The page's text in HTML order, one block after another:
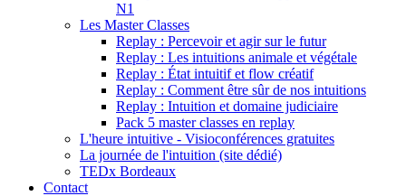
N1
Les Master Classes
Replay : Percevoir et agir sur le futur
Replay : Les intuitions animale et végétale
Replay : État intuitif et flow créatif
Replay : Comment être sûr de nos intuitions
Replay : Intuition et domaine judiciaire
Pack 5 master classes en replay
L'heure intuitive - Visioconférences gratuites
La journée de l'intuition (site dédié)
TEDx Bordeaux
Contact